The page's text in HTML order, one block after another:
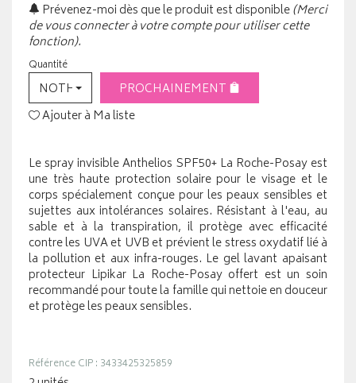
Prévenez-moi dès que le produit est disponible(Merci
de vous connecter à votre compte pour utiliser cette
fonction).
Quantité
NOTHING SELECTEDPROCHAINEMENT
Ajouter à Ma liste
Le spray invisible Anthelios SPF50+ La Roche-Posay est
une très haute protection solaire pour le visage et le
corps spécialement conçue pour les peaux sensibles et
sujettes aux intolérances solaires. Résistant à l'eau, au
sable et à la transpiration, il protège avec efficacité
contre les UVA et UVB et prévient le stress oxydatif lié à
la pollution et aux infra-rouges. Le gel lavant apaisant
protecteur Lipikar La Roche-Posay offert est un soin
recommandé pour toute la famille qui nettoie en douceur
et protège les peaux sensibles.
Référence CIP : 3433425325859